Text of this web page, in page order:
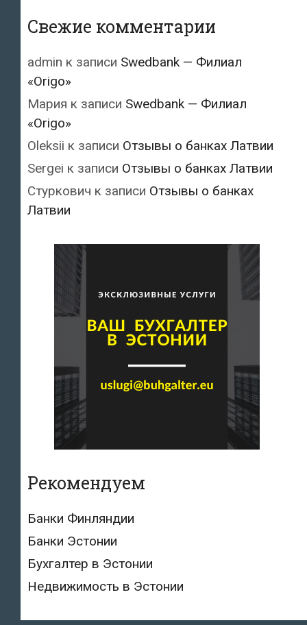
Свежие комментарии
admin к записи Swedbank — Филиал
«Origo»
Мария к записи Swedbank — Филиал
«Origo»
Oleksii к записи Отзывы о банках Латвии
Sergei к записи Отзывы о банках Латвии
Стуркович к записи Отзывы о банках
Латвии
Рекомендуем
Банки Финляндии
Банки Эстонии
Бухгалтер в Эстонии
Недвижимость в Эстонии